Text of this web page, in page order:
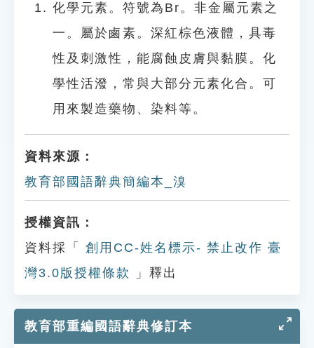
化學元素。符號為Br。非金屬元素之
一。屬於鹵素。深紅棕色液體，具毒
性及刺激性，能腐蝕皮膚與黏膜。化
學性活潑，常與大部分元素化合。可
用來製造藥物、染料等。
資料來源：
教育部國語辭典簡編本_溴
授權資訊：
資料採「
創用CC-姓名標示- 禁止改作 臺
灣3.0版授權條款
」釋出
教育部重編國語辭典修訂本